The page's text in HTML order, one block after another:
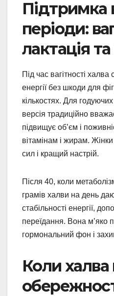
Підтримка
періоди:
лактація
Під час вагітності
енергії без шкоди для
кількостях. Для
версія традиційно
підвищує об’єм і
вітамінам і жирам.
сил і кращий настрій.
Після 40, коли
грамів халви на день
стабільності енергії,
переїдання. Вона м’яко
гормональний фон і
Коли халва